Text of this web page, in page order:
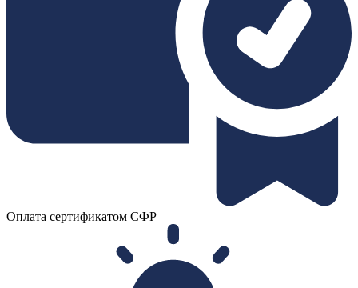
Оплата сертификатом СФР